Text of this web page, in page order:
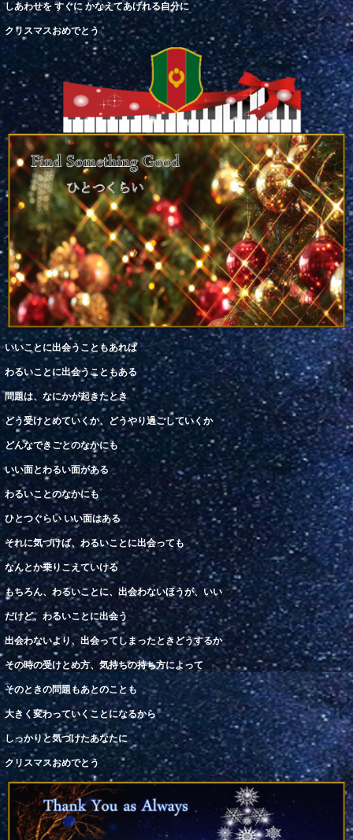
しあわせを すぐに かなえてあげれる自分に
クリスマスおめでとう
いいことに出会うこともあれば
わるいことに出会うこともある
問題は、 なにかが起きたとき
どう受けとめていくか、どうやり過ごしていくか
どんなできごとのなかにも
いい面とわるい面がある
わるいことのなかにも
ひとつぐらい いい面はある
それに気づけば、わるいことに出会っても
なんとか乗りこえていける
もちろん、わるいことに、出会わないほうが、いい
だけど、わるいことに出会う
出会わないより、出会ってしまったときどうするか
その時の受けとめ方、気持ちの持ち方によって
そのときの問題もあとのことも
大きく 変わっていくことになるから
しっかりと気づけたあなたに
クリスマスおめでとう